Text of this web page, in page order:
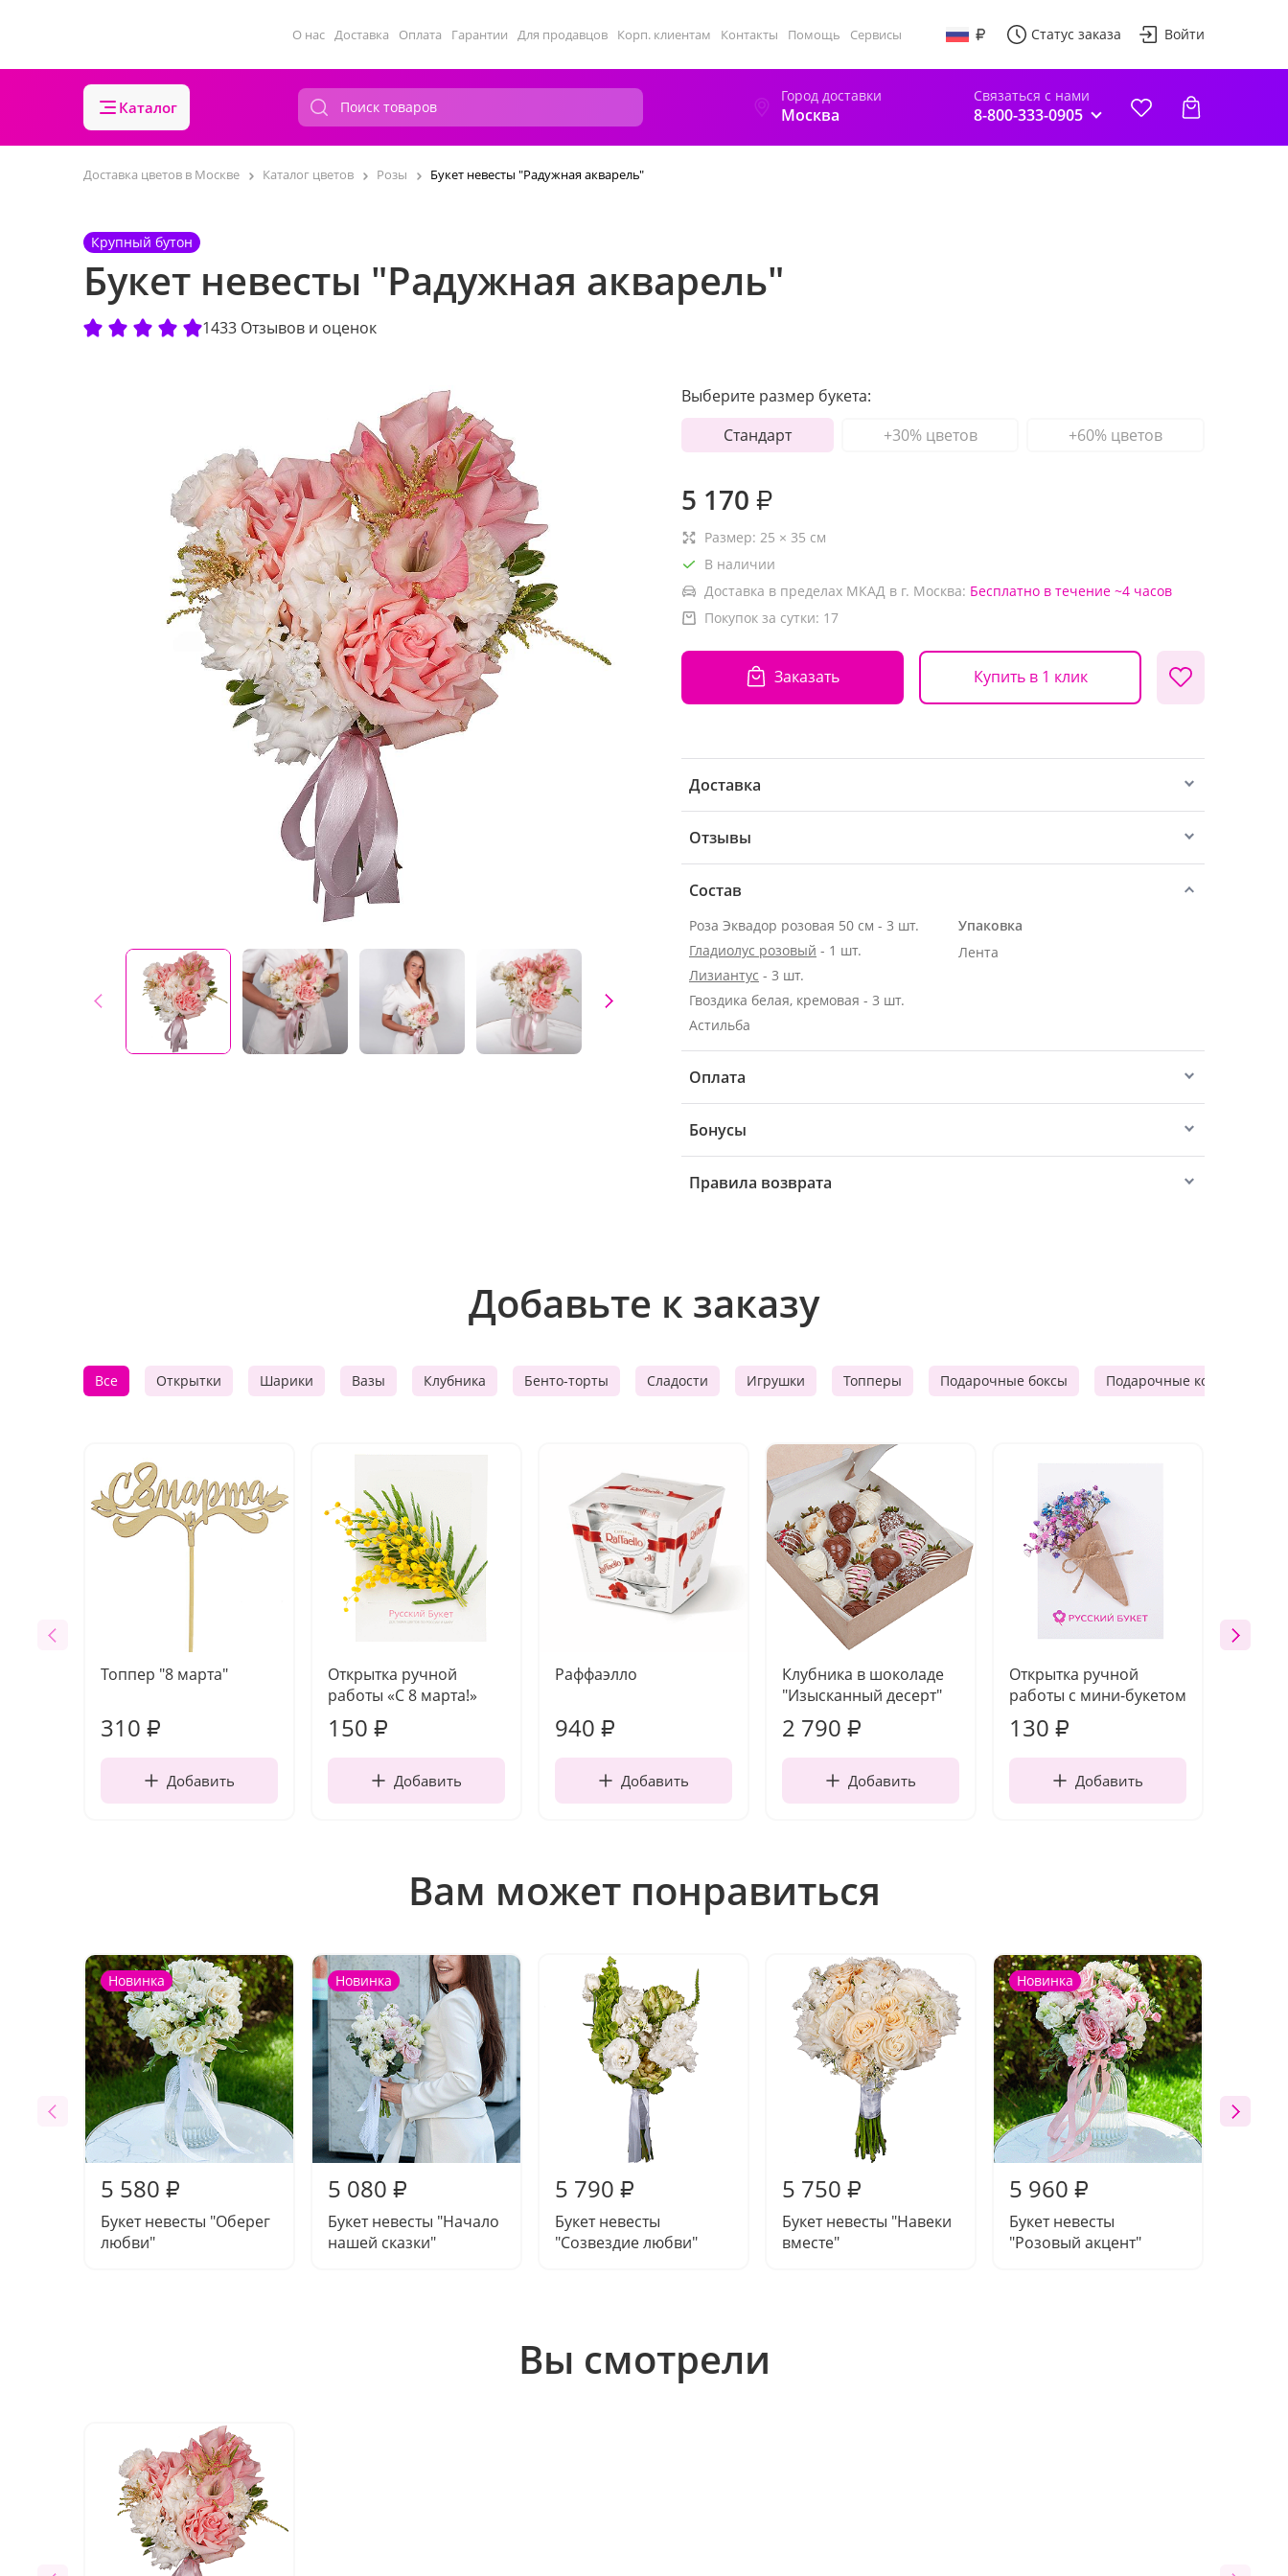
О нас Доставка Оплата Гарантии Для продавцов Корп. клиентам Контакты Помощь Сервисы Статус заказа Войти
Каталог
Город доставки
Москва
Связаться с нами
8-800-333-0905
Доставка цветов в Москве Каталог цветов Розы Букет невесты "Радужная акварель"
Крупный бутон
Букет невесты "Радужная акварель"
1433 Отзывов и оценок
Выберите размер букета:
Стандарт
+30% цветов +60% цветов
5 170 ₽
Размер: 25 × 35 см
В наличии
Доставка в пределах МКАД в г. Москва: Бесплатно в течение ~4 часов
Покупок за сутки: 17
Заказать Купить в 1 клик
Доставка
Отзывы
Состав
Роза Эквадор розовая 50 см - 3 шт.
Гладиолус розовый - 1 шт.
Лизиантус - 3 шт.
Гвоздика белая, кремовая - 3 шт.
Астильба
Упаковка
Лента
Оплата
Бонусы
Правила возврата
Добавьте к заказу
Все Открытки Шарики Вазы Клубника Бенто-торты Сладости Игрушки Топперы Подарочные боксы Подарочные корзины
Топпер "8 марта"
310 ₽
Добавить
Открытка ручной
работы «С 8 марта!»
150 ₽
Добавить
Раффаэлло
940 ₽
Добавить
Клубника в шоколаде
"Изысканный десерт"
2 790 ₽
Добавить
Открытка ручной
работы с мини-букетом
130 ₽
Добавить
Вам может понравиться
Новинка
5 580 ₽
Букет невесты "Оберег
любви"
Новинка
5 080 ₽
Букет невесты "Начало
нашей сказки"
5 790 ₽
Букет невесты
"Созвездие любви"
5 750 ₽
Букет невесты "Навеки
вместе"
Новинка
5 960 ₽
Букет невесты
"Розовый акцент"
Вы смотрели